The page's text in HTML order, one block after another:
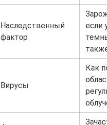
Наследственный
фактор
если
Вирусы
Как